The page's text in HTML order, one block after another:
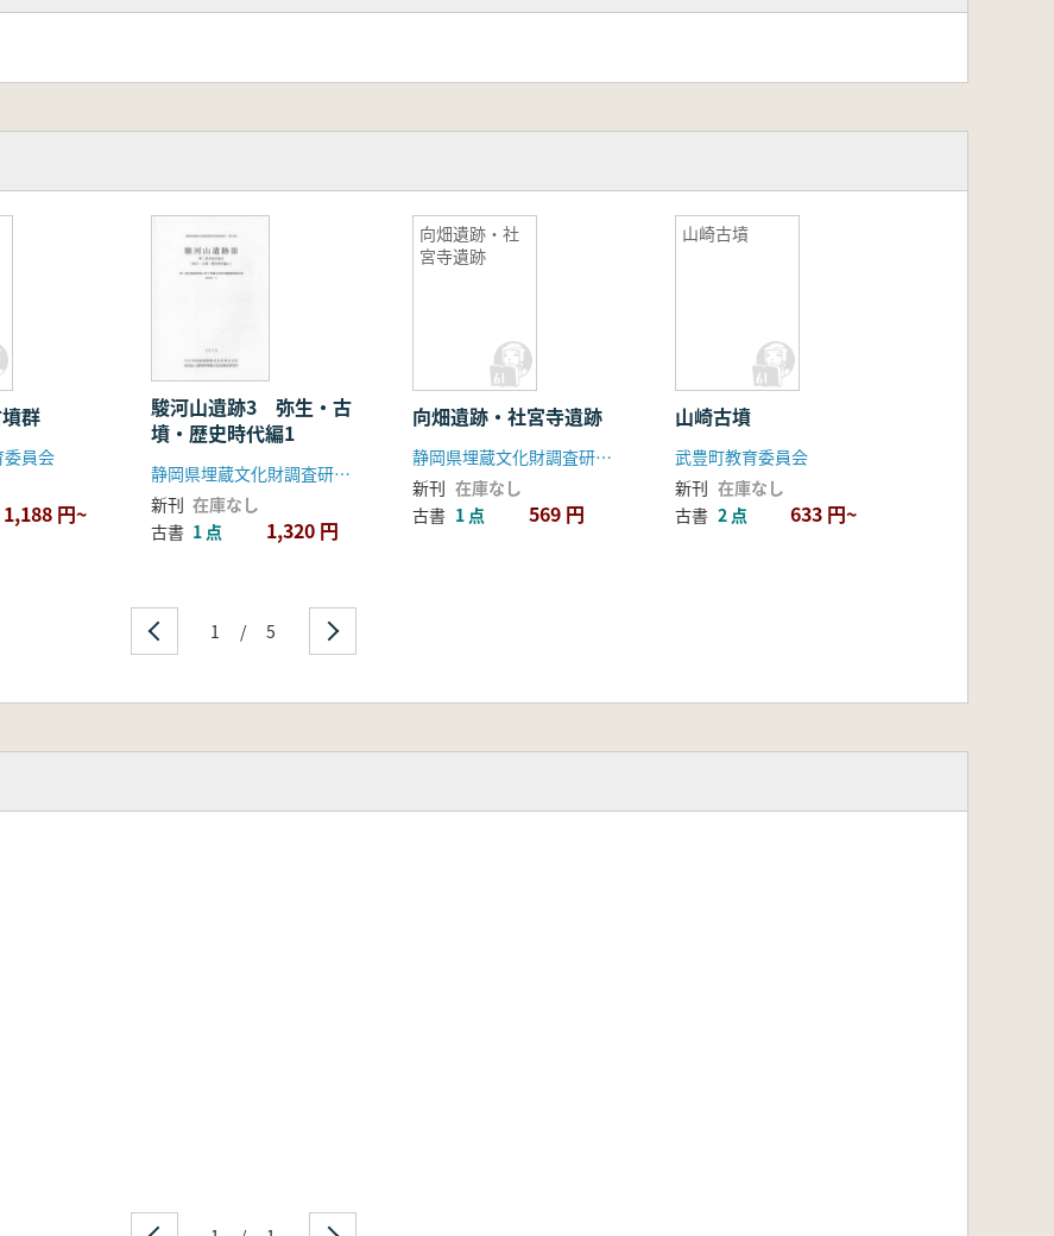
群
委員会
1,188 円~
駿河山遺跡3 弥生・古
墳・歴史時代編1
静岡県埋蔵文化財調査研究所
新刊 在庫なし
古書 1 点 1,320 円
向畑遺跡・社
宮寺遺跡
向畑遺跡・社宮寺遺跡
静岡県埋蔵文化財調査研究所
新刊 在庫なし
古書 1 点 569 円
山崎古墳
山崎古墳
武豊町教育委員会
新刊 在庫なし
古書 2 点 633 円~
1 / 5